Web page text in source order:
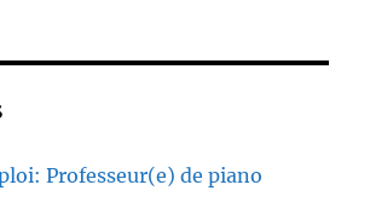
Professeur(e) de piano